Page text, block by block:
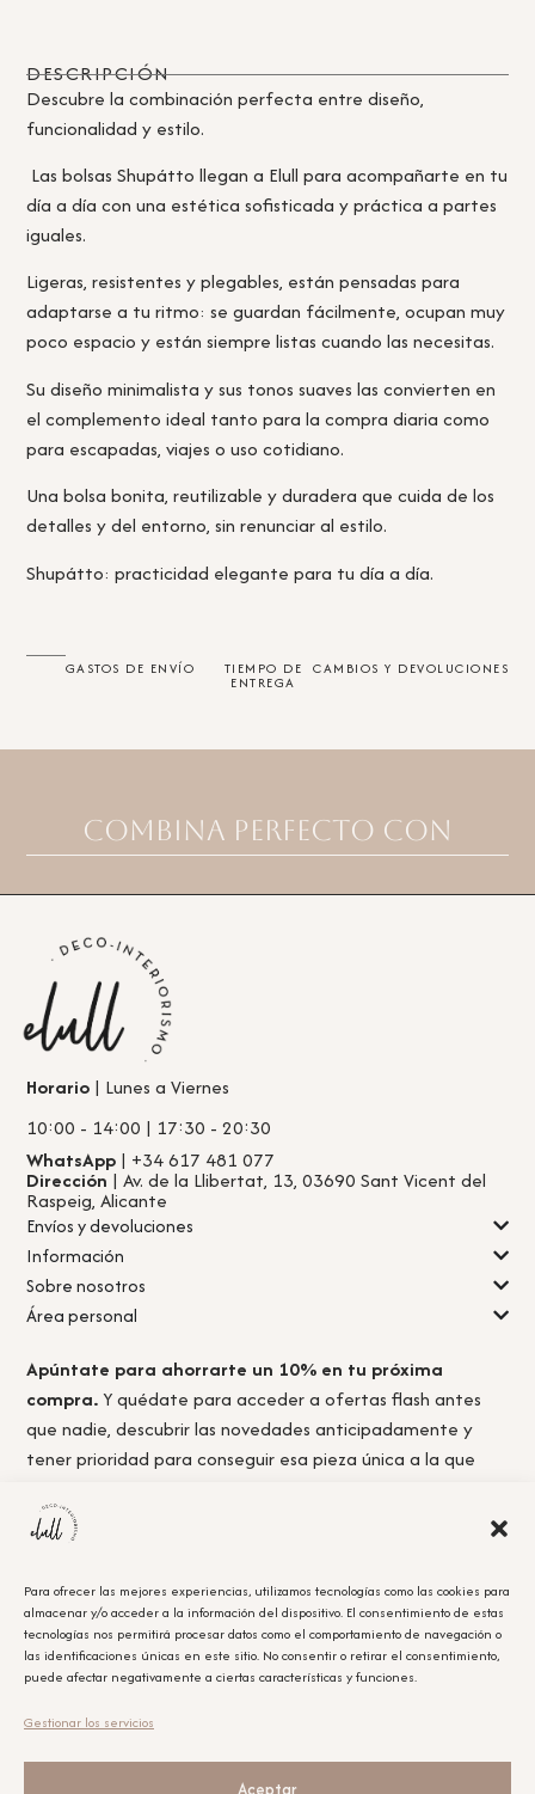
Para ofrecer las mejores experiencias, utilizamos tecnologías como las cookies para
almacenar y/o acceder a la información del dispositivo. El consentimiento de estas
tecnologías nos permitirá procesar datos como el comportamiento de navegación o
las identificaciones únicas en este sitio. No consentir o retirar el consentimiento,
puede afectar negativamente a ciertas características y funciones.
Gestionar los servicios
Aceptar
DESCRIPCIÓN
Descubre la combinación perfecta entre diseño,
funcionalidad y estilo.
Las bolsas Shupátto llegan a Elull para acompañarte en tu
día a día con una estética sofisticada y práctica a partes
iguales.
Ligeras, resistentes y plegables, están pensadas para
adaptarse a tu ritmo: se guardan fácilmente, ocupan muy
poco espacio y están siempre listas cuando las necesitas.
Su diseño minimalista y sus tonos suaves las convierten en
el complemento ideal tanto para la compra diaria como
para escapadas, viajes o uso cotidiano.
Una bolsa bonita, reutilizable y duradera que cuida de los
detalles y del entorno, sin renunciar al estilo.
Shupátto: practicidad elegante para tu día a día.
GASTOS DE ENVÍO TIEMPO DE
ENTREGA
CAMBIOS Y DEVOLUCIONES
Combina perfecto con
Horario | Lunes a Viernes
10:00 - 14:00 | 17:30 - 20:30
WhatsApp | +34 617 481 077
Dirección | Av. de la Llibertat, 13, 03690 Sant Vicent del
Raspeig, Alicante
Envíos y devoluciones
Información
Sobre nosotros
Área personal
Apúntate para ahorrarte un 10% en tu próxima
compra.Y quédate para acceder a ofertas flash antes
que nadie, descubrir las novedades anticipadamente y
tener prioridad para conseguir esa pieza única a la que
Acepto lapolítica de privacidad.
Obtener el cupón
Leyenda Legal